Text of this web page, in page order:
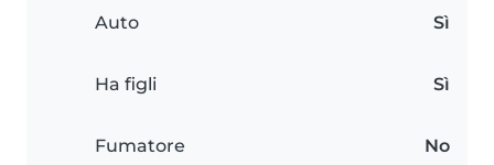
Auto Sì
Ha figli Sì
Fumatore No